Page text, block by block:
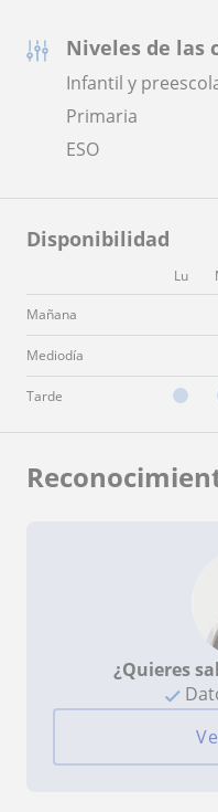
Niveles de las
Infantil y
Primaria
ESO
Disponibilidad
Lu
Mañana
Mediodía
Tarde
¿Quieres